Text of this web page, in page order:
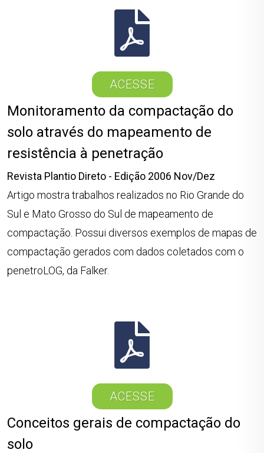
ACESSE
Monitoramento da compactação do
solo através do mapeamento de
resistência à penetração
Revista Plantio Direto - Edição 2006 Nov/Dez
Artigo mostra trabalhos realizados no Rio Grande do
Sul e Mato Grosso do Sul de mapeamento de
compactação. Possui diversos exemplos de mapas de
compactação gerados com dados coletados com o
penetroLOG, da Falker.
ACESSE
Conceitos gerais de compactação do
solo